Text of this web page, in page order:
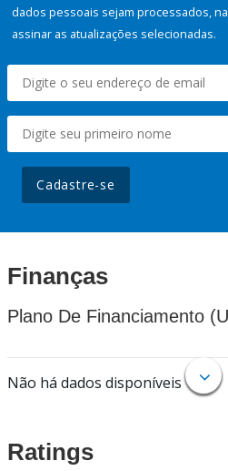
dados pessoais sejam processados,
assinar as atualizações selecionadas.
Cadastre-se
Finanças
Plano De Financiamento
Não há dados disponíveis
Ratings